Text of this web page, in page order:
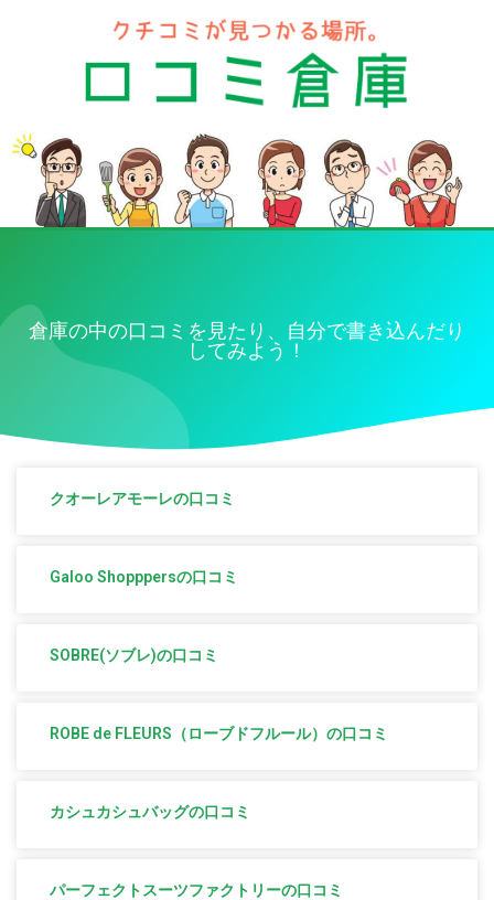
倉庫の中の口コミを見たり、自分で書き込んだり
してみよう！
クオーレアモーレの口コミ
Galoo Shopppersの口コミ
SOBRE(ソブレ)の口コミ
ROBE de FLEURS（ローブドフルール）の口コミ
カシュカシュバッグの口コミ
パーフェクトスーツファクトリーの口コミ